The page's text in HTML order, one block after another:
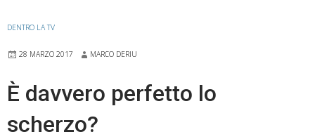
DENTRO LA TV
28 MARZO 2017 MARCO DERIU
È davvero perfetto lo
scherzo?